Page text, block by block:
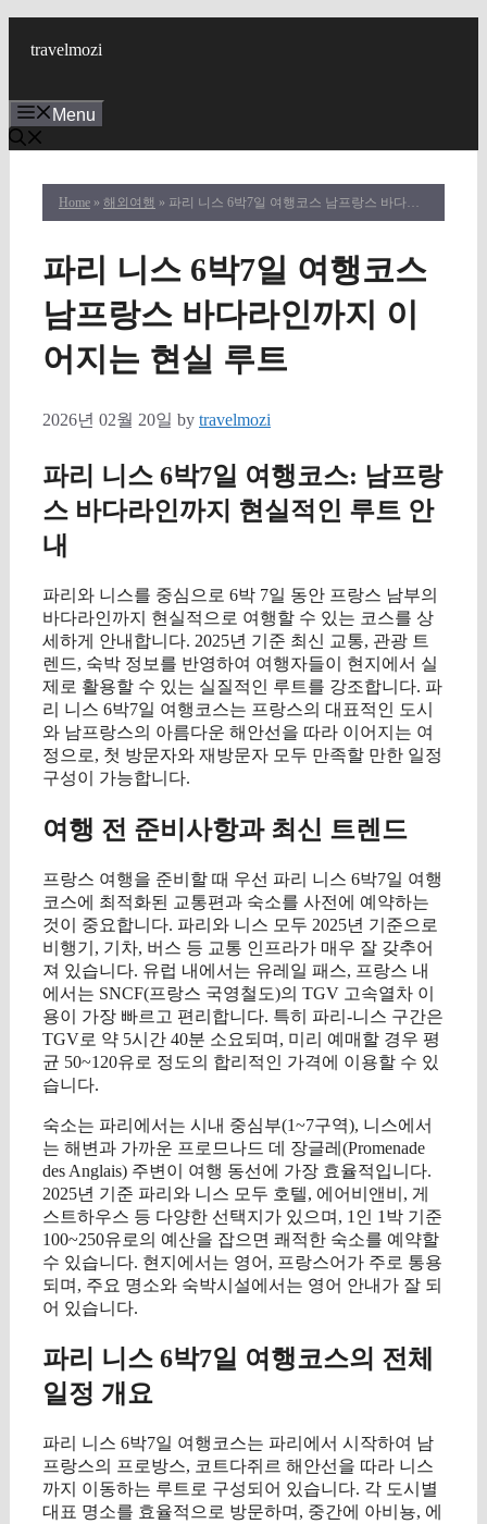
travelmozi
Menu
Home » 해외여행 » 파리 니스 6박7일 여행코스 남프랑스 바다라인까지 이어지는 현실 루트
파리 니스 6박7일 여행코스
남프랑스 바다라인까지 이
어지는 현실 루트
2026년 02월 20일 by travelmozi
파리 니스 6박7일 여행코스: 남프랑
스 바다라인까지 현실적인 루트 안
내
파리와 니스를 중심으로 6박 7일 동안 프랑스 남부의
바다라인까지 현실적으로 여행할 수 있는 코스를 상
세하게 안내합니다. 2025년 기준 최신 교통, 관광 트
렌드, 숙박 정보를 반영하여 여행자들이 현지에서 실
제로 활용할 수 있는 실질적인 루트를 강조합니다. 파
리 니스 6박7일 여행코스는 프랑스의 대표적인 도시
와 남프랑스의 아름다운 해안선을 따라 이어지는 여
정으로, 첫 방문자와 재방문자 모두 만족할 만한 일정
구성이 가능합니다.
여행 전 준비사항과 최신 트렌드
프랑스 여행을 준비할 때 우선 파리 니스 6박7일 여행
코스에 최적화된 교통편과 숙소를 사전에 예약하는
것이 중요합니다. 파리와 니스 모두 2025년 기준으로
비행기, 기차, 버스 등 교통 인프라가 매우 잘 갖추어
져 있습니다. 유럽 내에서는 유레일 패스, 프랑스 내
에서는 SNCF(프랑스 국영철도)의 TGV 고속열차 이
용이 가장 빠르고 편리합니다. 특히 파리-니스 구간은
TGV로 약 5시간 40분 소요되며, 미리 예매할 경우 평
균 50~120유로 정도의 합리적인 가격에 이용할 수 있
습니다.
숙소는 파리에서는 시내 중심부(1~7구역), 니스에서
는 해변과 가까운 프로므나드 데 장글레(Promenade
des Anglais) 주변이 여행 동선에 가장 효율적입니다.
2025년 기준 파리와 니스 모두 호텔, 에어비앤비, 게
스트하우스 등 다양한 선택지가 있으며, 1인 1박 기준
100~250유로의 예산을 잡으면 쾌적한 숙소를 예약할
수 있습니다. 현지에서는 영어, 프랑스어가 주로 통용
되며, 주요 명소와 숙박시설에서는 영어 안내가 잘 되
어 있습니다.
파리 니스 6박7일 여행코스의 전체
일정 개요
파리 니스 6박7일 여행코스는 파리에서 시작하여 남
프랑스의 프로방스, 코트다쥐르 해안선을 따라 니스
까지 이동하는 루트로 구성되어 있습니다. 각 도시별
대표 명소를 효율적으로 방문하며, 중간에 아비뇽, 에